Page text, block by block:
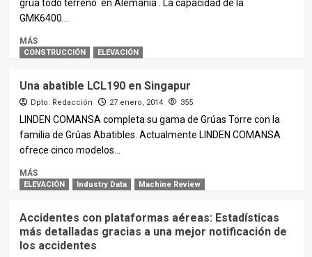
grúa todo terreno en Alemania . La capacidad de la
GMK6400...
MÁS
CONSTRUCCIÓN ELEVACIÓN
Una abatible LCL190 en Singapur
Dpto. Redacción 27 enero, 2014 355
LINDEN COMANSA completa su gama de Grúas Torre con la
familia de Grúas Abatibles. Actualmente LINDEN COMANSA
ofrece cinco modelos...
MÁS
ELEVACIÓN Industry Data Machine Review
Accidentes con plataformas aéreas: Estadísticas
más detalladas gracias a una mejor notificación de
los accidentes